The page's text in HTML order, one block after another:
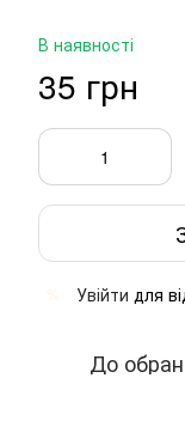
В наявності
35 грн
Увійти для
До